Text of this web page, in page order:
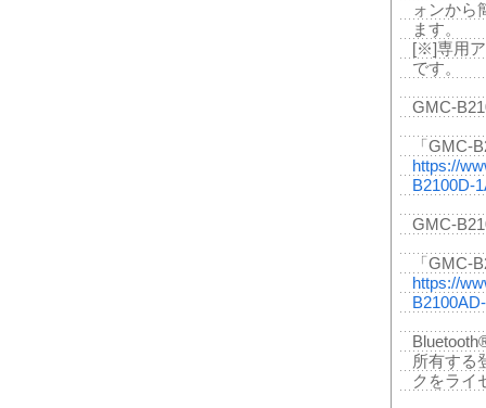
ォンから
ます。
[※]専用ア
です。
GMC-
「GMC-
https://
B2100D-
GMC-
「GMC-
https://
所有する
クをライ